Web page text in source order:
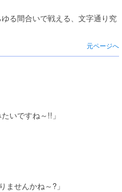
る間合いで戦える、文字通り究
元ページへ
いですね～!!」
ませんかね～?」